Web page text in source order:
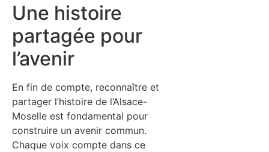
Une histoire
partagée pour
l’avenir
En fin de compte, reconnaître et
partager l’histoire de l’Alsace-
Moselle est fondamental pour
construire un avenir commun.
Chaque voix compte dans ce